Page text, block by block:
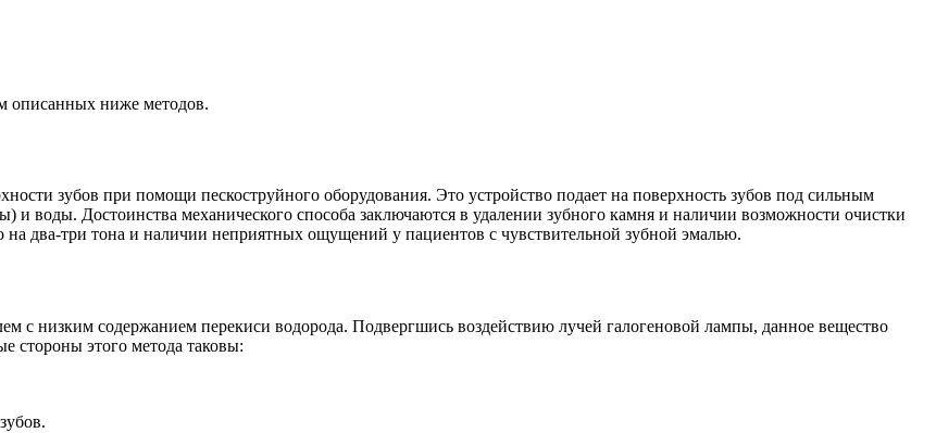
описанных ниже методов.
зубов при помощи пескоструйного оборудования. Это устройство подает на поверхность зубов под сильным
и воды. Достоинства механического способа заключаются в удалении зубного камня и наличии возможности очистки
два-три тона и наличии неприятных ощущений у пациентов с чувствительной зубной эмалью.
с низким содержанием перекиси водорода. Подвергшись воздействию лучей галогеновой лампы, данное вещество
стороны этого метода таковы: